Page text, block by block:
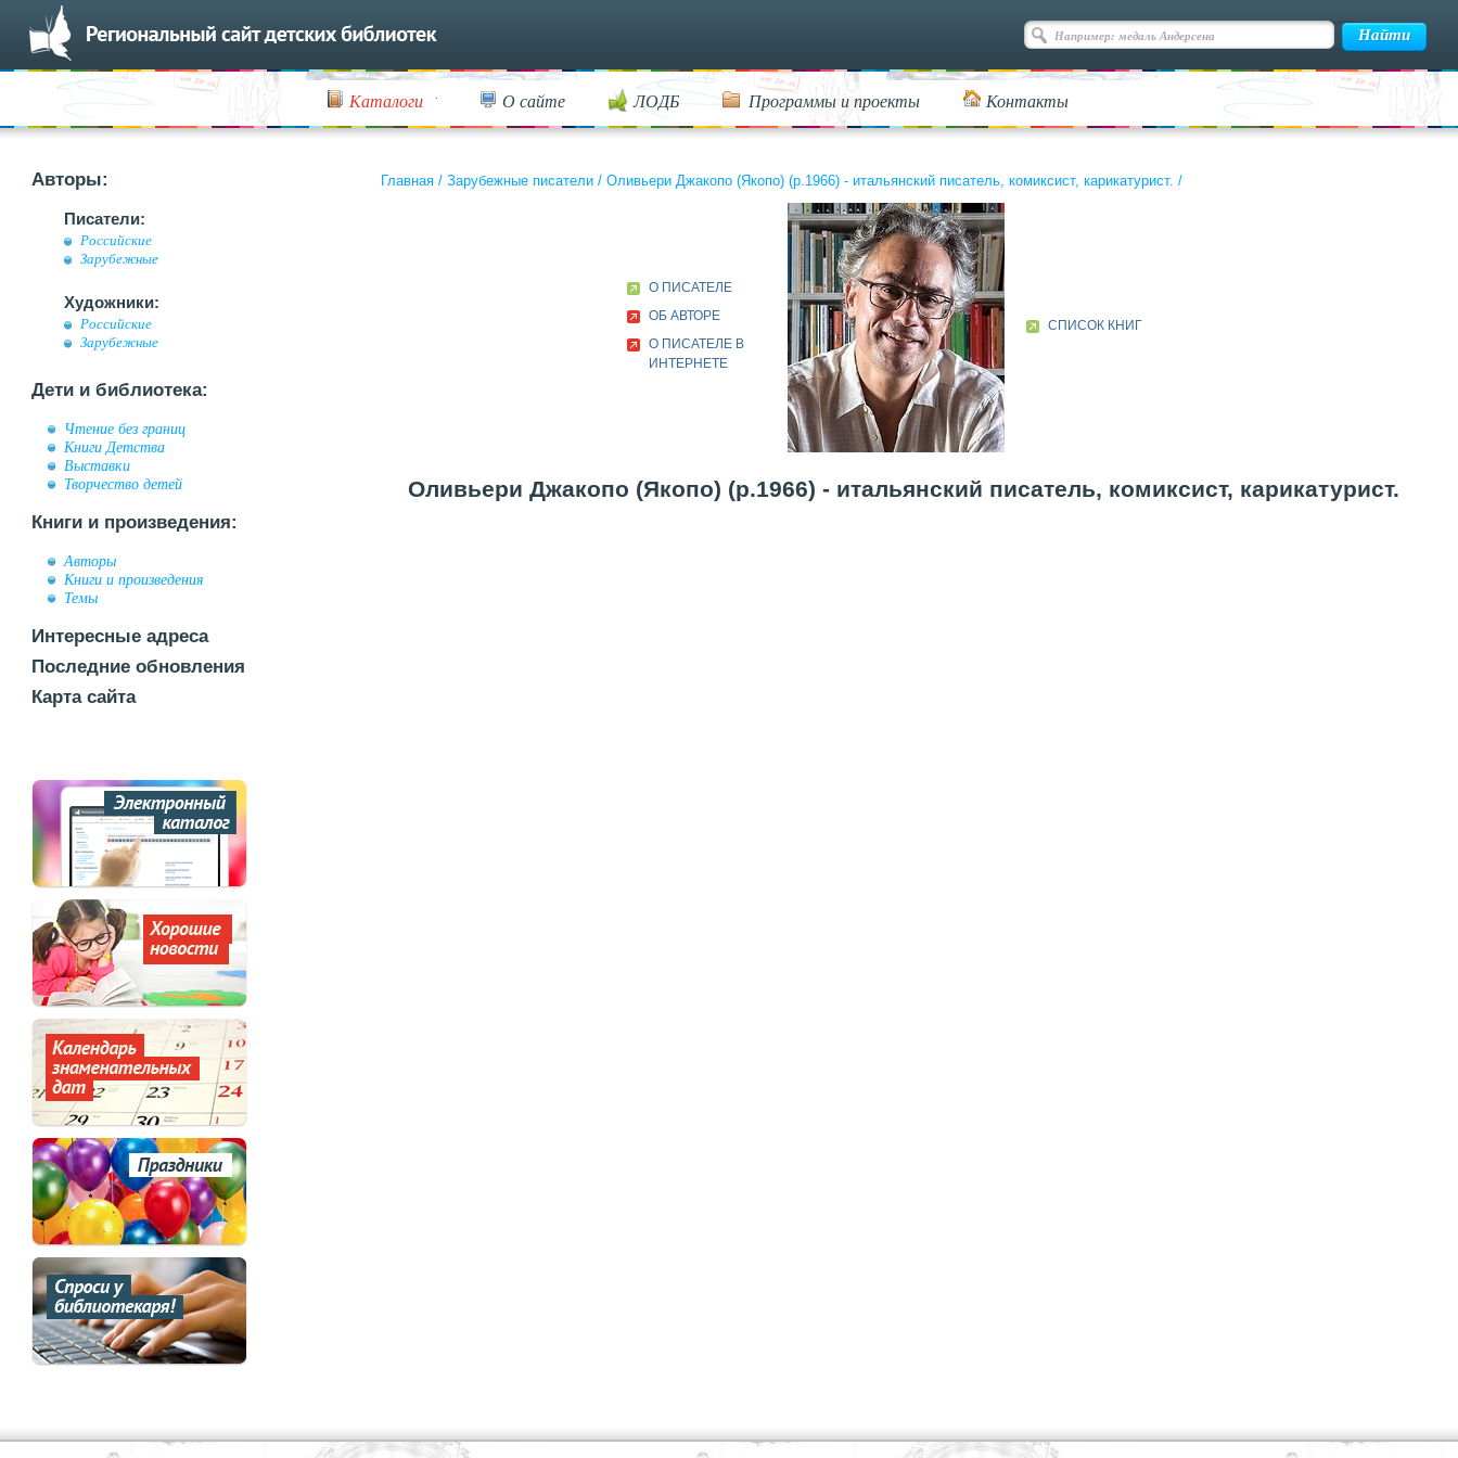
Каталоги О сайте ЛОДБ Программы и проекты Контакты
Авторы:
Писатели:
Российские
Зарубежные
Художники:
Российские
Зарубежные
Дети и библиотека:
Чтение без границ
Книги Детства
Выставки
Творчество детей
Книги и произведения:
Авторы
Книги и произведения
Темы
Интересные адреса
Последние обновления
Карта сайта
Главная / Зарубежные писатели / Оливьери Джакопо (Якопо) (р.1966) - итальянский писатель, комиксист, карикатурист. /
О ПИСАТЕЛЕ
ОБ АВТОРЕ
О ПИСАТЕЛЕ В
ИНТЕРНЕТЕ
СПИСОК КНИГ
Оливьери Джакопо (Якопо) (р.1966) - итальянский писатель, комиксист, карикатурист.